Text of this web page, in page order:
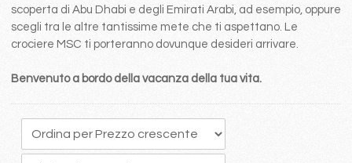
scoperta di Abu Dhabi e degli Emirati Arabi, ad esempio, oppure
scegli tra le altre tantissime mete che ti aspettano. Le
crociere MSC ti porteranno dovunque desideri arrivare.
Benvenuto a bordo della vacanza della tua vita.